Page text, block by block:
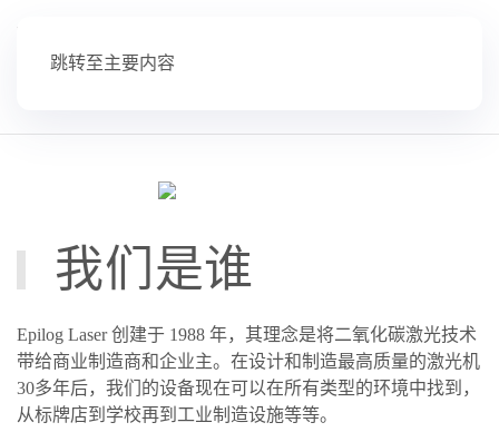
跳转至主要内容
我们是谁
Epilog Laser 创建于 1988 年，其理念是将二氧化碳激光技术
带给商业制造商和企业主。在设计和制造最高质量的激光机
30多年后，我们的设备现在可以在所有类型的环境中找到，
从标牌店到学校再到工业制造设施等等。